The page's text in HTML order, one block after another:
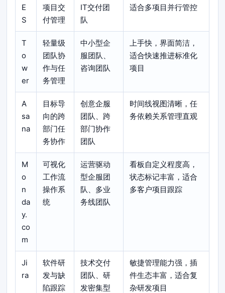
E
S
项目交
付管理
IT交付团
队
适合多项目并行管控
T
o
w
er
轻量级
团队协
作与任
务管理
中小型企
服团队、
咨询团队
上手快，界面简洁，
适合快速推进标准化
项目
A
sa
na
目标导
向的跨
部门任
务协作
创意企服
团队、跨
部门协作
团队
时间线视图清晰，任
务依赖关系管理直观
M
o
n
da
y.
co
m
可视化
工作流
操作系
统
运营驱动
型企服团
队、多业
务线团队
看板自定义程度高，
状态标记丰富，适合
多客户项目跟踪
Ji
ra
软件研
发与缺
陷跟踪
技术交付
团队、研
发密集型
敏捷管理能力强，插
件生态丰富，适合复
杂研发项目